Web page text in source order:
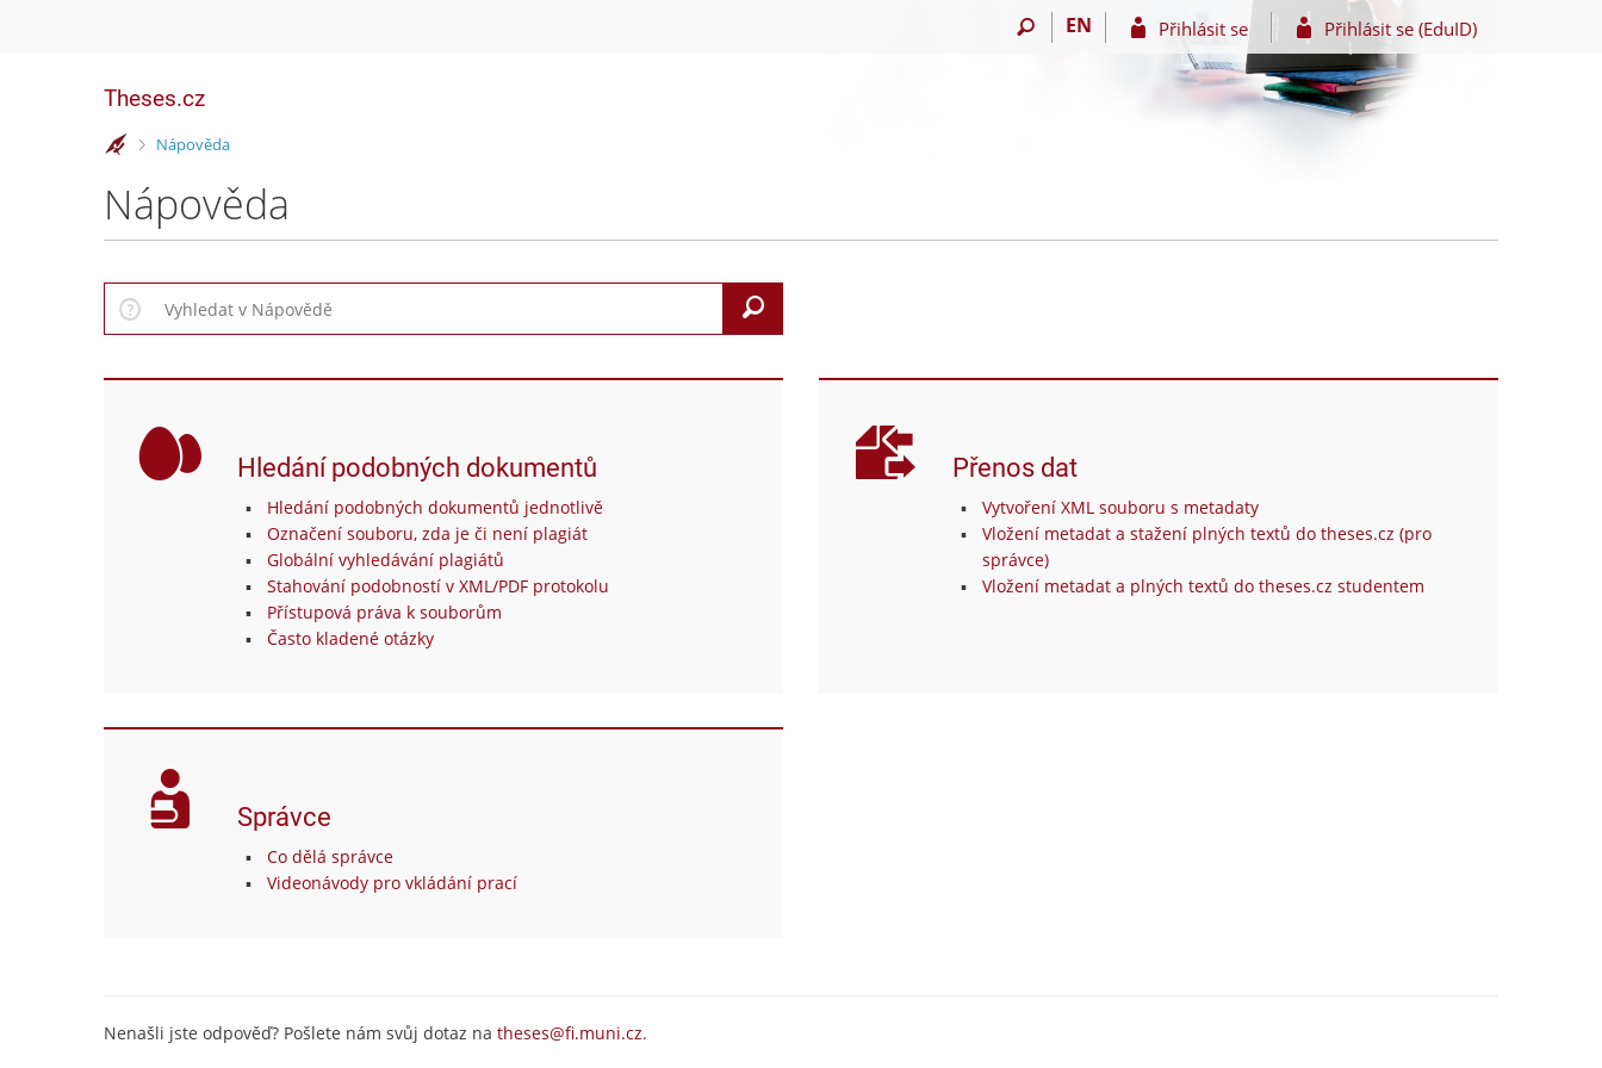
EN Přihlásit se Přihlásit se (EduID)
Theses.cz
>Nápověda
Nápověda
Hledání podobných dokumentů
Hledání podobných dokumentů jednotlivě
Označení souboru, zda je či není plagiát
Globální vyhledávání plagiátů
Stahování podobností v XML/PDF protokolu
Přístupová práva k souborům
Často kladené otázky
Přenos dat
Vytvoření XML souboru s metadaty
Vložení metadat a stažení plných textů do theses.cz (pro
správce)
Vložení metadat a plných textů do theses.cz studentem
Správce
Co dělá správce
Videonávody pro vkládání prací
Nenašli jste odpověď? Pošlete nám svůj dotaz na theses@fi.muni.cz.